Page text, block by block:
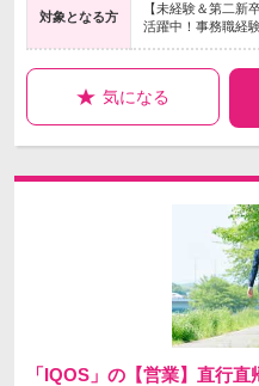
対象となる方
【未経験＆第二新
活躍中！事務職経
気になる
「IQOS」の【営業】直行